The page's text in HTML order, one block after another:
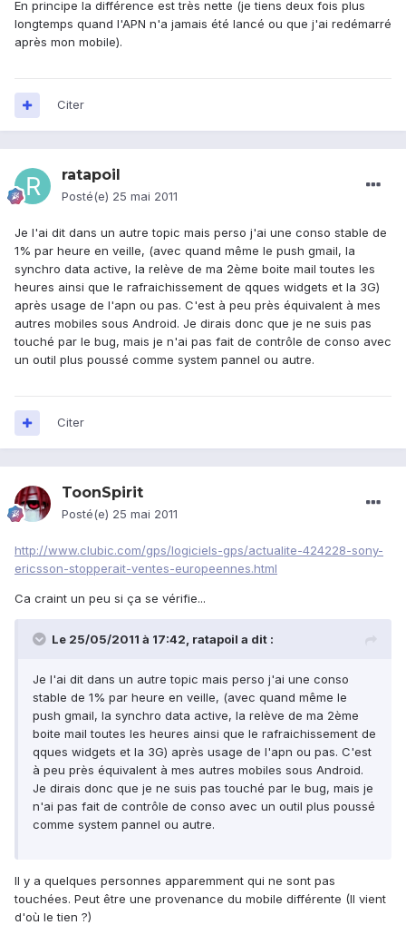
En principe la différence est très nette (je tiens deux fois plus
longtemps quand l'APN n'a jamais été lancé ou que j'ai redémarré
après mon mobile).
Citer
ratapoil
Posté(e) 25 mai 2011
Je l'ai dit dans un autre topic mais perso j'ai une conso stable de
1% par heure en veille, (avec quand même le push gmail, la
synchro data active, la relève de ma 2ème boite mail toutes les
heures ainsi que le rafraichissement de qques widgets et la 3G)
après usage de l'apn ou pas. C'est à peu près équivalent à mes
autres mobiles sous Android. Je dirais donc que je ne suis pas
touché par le bug, mais je n'ai pas fait de contrôle de conso avec
un outil plus poussé comme system pannel ou autre.
Citer
ToonSpirit
Posté(e) 25 mai 2011
http://www.clubic.com/gps/logiciels-gps/actualite-424228-sony-
ericsson-stopperait-ventes-europeennes.html
Ca craint un peu si ça se vérifie...
Le 25/05/2011 à 17:42, ratapoil a dit :
Je l'ai dit dans un autre topic mais perso j'ai une conso
stable de 1% par heure en veille, (avec quand même le
push gmail, la synchro data active, la relève de ma 2ème
boite mail toutes les heures ainsi que le rafraichissement de
qques widgets et la 3G) après usage de l'apn ou pas. C'est
à peu près équivalent à mes autres mobiles sous Android.
Je dirais donc que je ne suis pas touché par le bug, mais je
n'ai pas fait de contrôle de conso avec un outil plus poussé
comme system pannel ou autre.
Il y a quelques personnes apparemment qui ne sont pas
touchées. Peut être une provenance du mobile différente (Il vient
d'où le tien ?)